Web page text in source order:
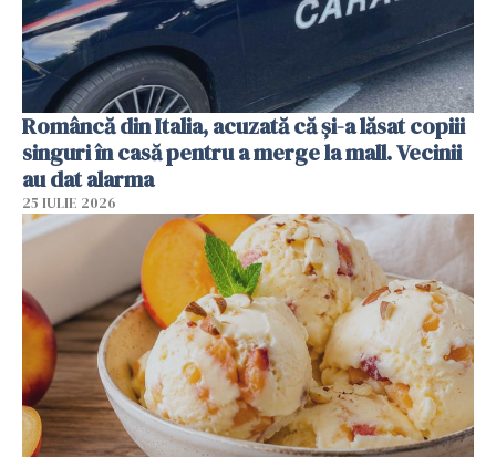
Româncă din Italia, acuzată că și-a lăsat copiii
singuri în casă pentru a merge la mall. Vecinii
au dat alarma
25 IULIE 2026